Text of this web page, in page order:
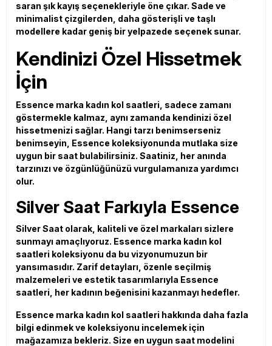
saran şık kayış seçenekleriyle öne çıkar. Sade ve
minimalist çizgilerden, daha gösterişli ve taşlı
modellere kadar geniş bir yelpazede seçenek sunar.
Kendinizi Özel Hissetmek
İçin
Essence marka kadın kol saatleri, sadece zamanı
göstermekle kalmaz, aynı zamanda kendinizi özel
hissetmenizi sağlar. Hangi tarzı benimserseniz
benimseyin, Essence koleksiyonunda mutlaka size
uygun bir saat bulabilirsiniz. Saatiniz, her anında
tarzınızı ve özgünlüğünüzü vurgulamanıza yardımcı
olur.
Silver Saat Farkıyla Essence
Silver Saat olarak, kaliteli ve özel markaları sizlere
sunmayı amaçlıyoruz. Essence marka kadın kol
saatleri koleksiyonu da bu vizyonumuzun bir
yansımasıdır. Zarif detayları, özenle seçilmiş
malzemeleri ve estetik tasarımlarıyla Essence
saatleri, her kadının beğenisini kazanmayı hedefler.
Essence marka kadın kol saatleri hakkında daha fazla
bilgi edinmek ve koleksiyonu incelemek için
mağazamıza bekleriz. Size en uygun saat modelini